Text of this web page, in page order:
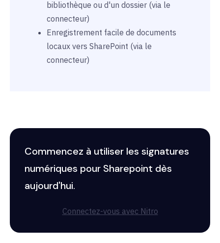
bibliothèque ou d'un dossier (via le
connecteur)
Enregistrement facile de documents
locaux vers SharePoint (via le
connecteur)
Commencez à utiliser les signatures
numériques pour Sharepoint dès
aujourd'hui.
Connectez-vous avec Nitro